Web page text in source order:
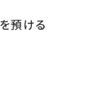
預ける